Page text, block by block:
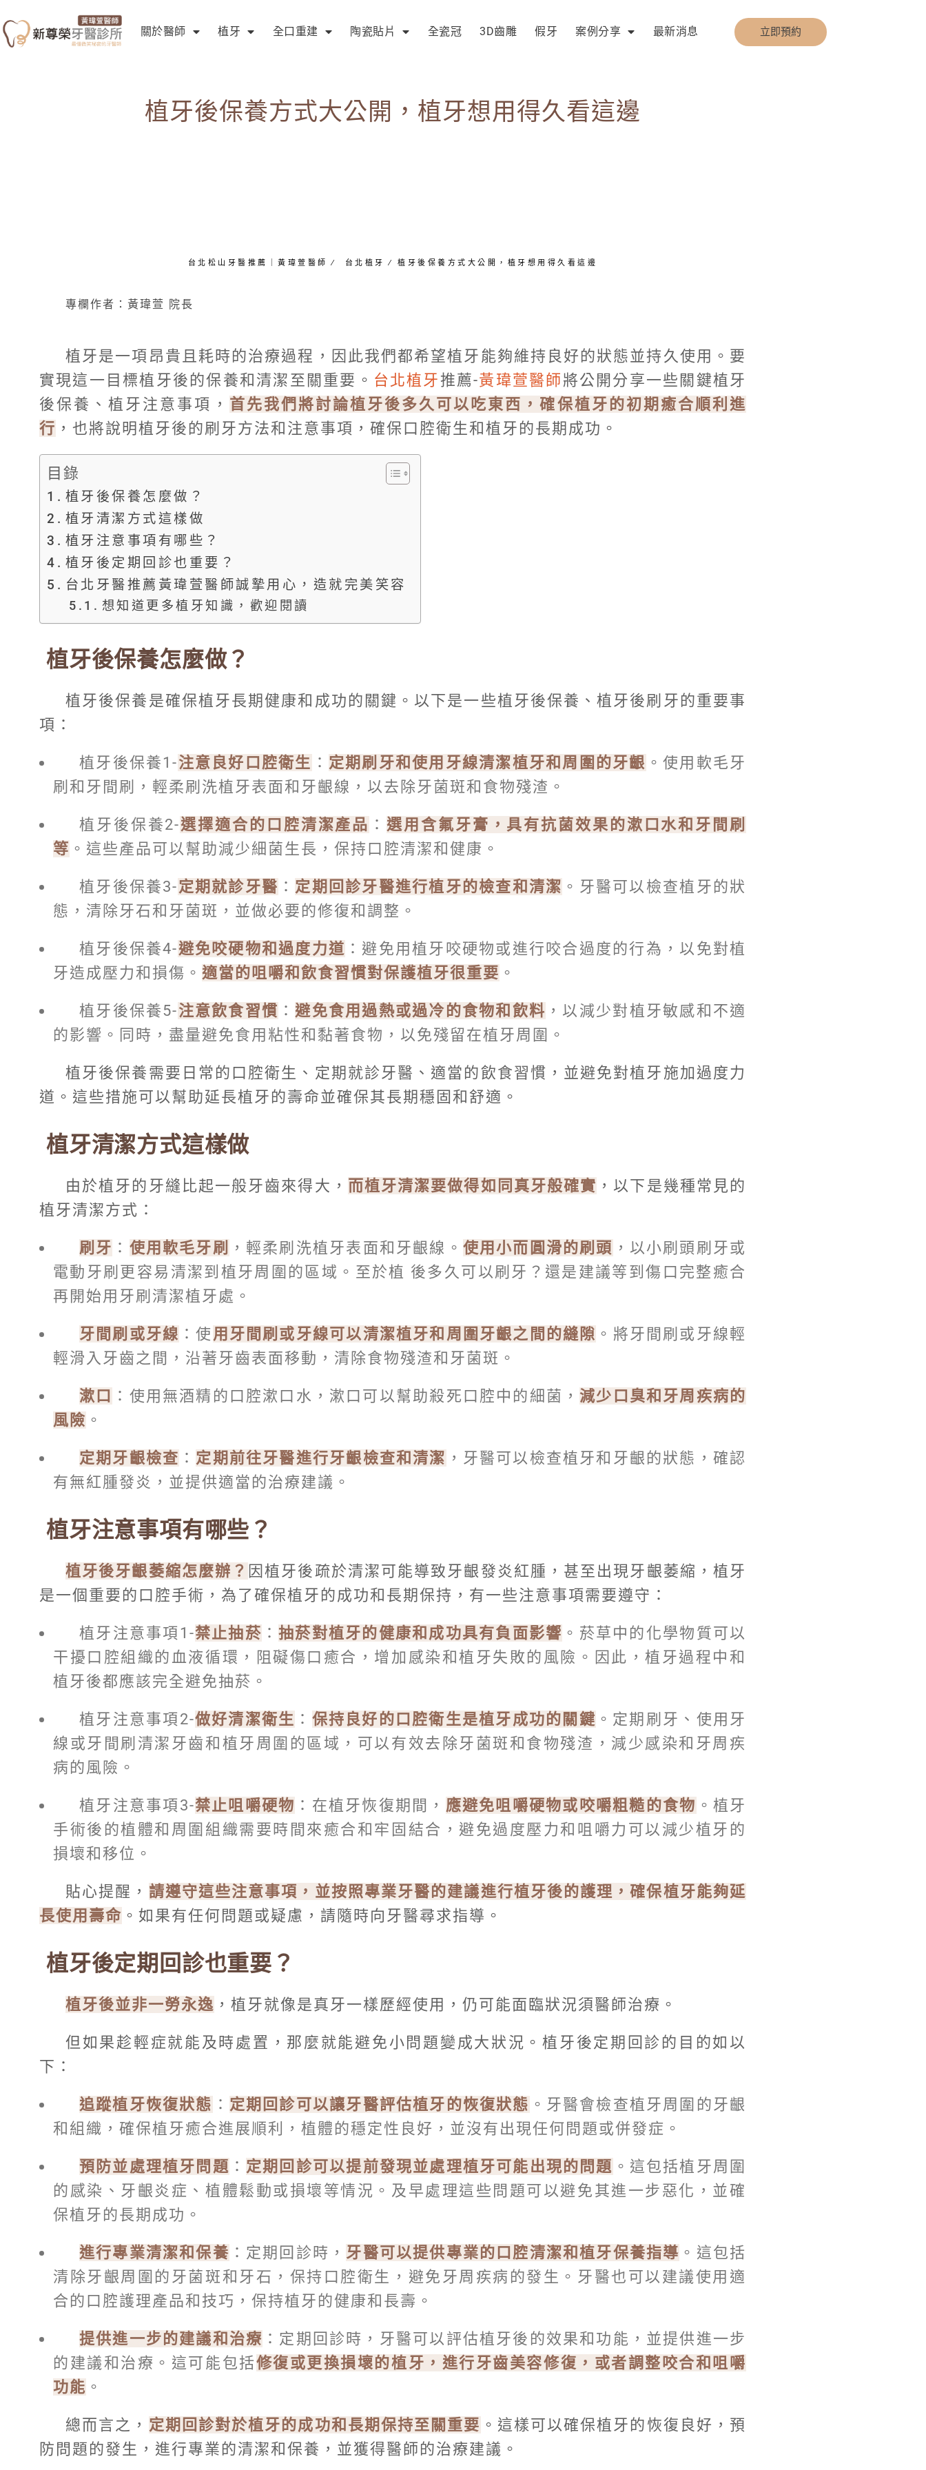
關於醫師 植牙 全口重建 陶瓷貼片 全瓷冠 3D齒雕 假牙 案例分享 最新消息 立即預約
植牙後保養方式大公開，植牙想用得久看這邊
台北松山牙醫推薦｜黃瑋萱醫師 ∕ 台北植牙 ∕ 植牙後保養方式大公開，植牙想用得久看這邊
專欄作者：黃瑋萱 院長
植牙是一項昂貴且耗時的治療過程，因此我們都希望植牙能夠維持良好的狀態並持久使用。要
實現這一目標植牙後的保養和清潔至關重要。 台北植牙 推薦-黃瑋萱醫師 將公開分享一些關鍵植牙
後保養、植牙注意事項， 首先我們將討論植牙後多久可以吃東西，確保植牙的初期癒合順利進
行 ，也將說明植牙後的刷牙方法和注意事項，確保口腔衛生和植牙的長期成功。
目錄
植牙後保養怎麼做？
植牙清潔方式這樣做
植牙注意事項有哪些？
植牙後定期回診也重要？
台北牙醫推薦黃瑋萱醫師誠摯用心，造就完美笑容
想知道更多植牙知識，歡迎閱讀
植牙後保養怎麼做？
植牙後保養是確保植牙長期健康和成功的關鍵。以下是一些植牙後保養、植牙後刷牙的重要事
項：
植牙後保養1-注意良好口腔衛生 ： 定期刷牙和使用牙線清潔植牙和周圍的牙齦 。使用軟毛牙
刷和牙間刷，輕柔刷洗植牙表面和牙齦線，以去除牙菌斑和食物殘渣。
植牙後保養2-選擇適合的口腔清潔產品 ：選用含氟牙膏，具有抗菌效果的漱口水和牙間刷
等 。這些產品可以幫助減少細菌生長，保持口腔清潔和健康。
植牙後保養3-定期就診牙醫 ： 定期回診牙醫進行植牙的檢查和清潔 。牙醫可以檢查植牙的狀
態，清除牙石和牙菌斑，並做必要的修復和調整。
植牙後保養4-避免咬硬物和過度力道 ：避免用植牙咬硬物或進行咬合過度的行為，以免對植
牙造成壓力和損傷。 適當的咀嚼和飲食習慣對保護植牙很重要 。
植牙後保養5-注意飲食習慣 ：避免食用過熱或過冷的食物和飲料 ，以減少對植牙敏感和不適
的影響。同時，盡量避免食用粘性和黏著食物，以免殘留在植牙周圍。
植牙後保養需要日常的口腔衛生、定期就診牙醫、適當的飲食習慣，並避免對植牙施加過度力
道。這些措施可以幫助延長植牙的壽命並確保其長期穩固和舒適。
植牙清潔方式這樣做
由於植牙的牙縫比起一般牙齒來得大， 而植牙清潔要做得如同真牙般確實 ，以下是幾種常見的
植牙清潔方式：
刷牙 ： 使用軟毛牙刷 ，輕柔刷洗植牙表面和牙齦線。 使用小而圓滑的刷頭 ，以小刷頭刷牙或
電動牙刷更容易清潔到植牙周圍的區域。至於植 後多久可以刷牙？還是建議等到傷口完整癒合
再開始用牙刷清潔植牙處。
牙間刷或牙線 ：使 用牙間刷或牙線可以清潔植牙和周圍牙齦之間的縫隙 。將牙間刷或牙線輕
輕滑入牙齒之間，沿著牙齒表面移動，清除食物殘渣和牙菌斑。
漱口 ：使用無酒精的口腔漱口水，漱口可以幫助殺死口腔中的細菌， 減少口臭和牙周疾病的
風險 。
定期牙齦檢查 ： 定期前往牙醫進行牙齦檢查和清潔 ，牙醫可以檢查植牙和牙齦的狀態，確認
有無紅腫發炎，並提供適當的治療建議。
植牙注意事項有哪些？
植牙後牙齦萎縮怎麼辦？ 因植牙後疏於清潔可能導致牙齦發炎紅腫，甚至出現牙齦萎縮，植牙
是一個重要的口腔手術，為了確保植牙的成功和長期保持，有一些注意事項需要遵守：
植牙注意事項1-禁止抽菸 ：抽菸對植牙的健康和成功具有負面影響 。菸草中的化學物質可以
干擾口腔組織的血液循環，阻礙傷口癒合，增加感染和植牙失敗的風險。因此，植牙過程中和
植牙後都應該完全避免抽菸。
植牙注意事項2-做好清潔衛生 ： 保持良好的口腔衛生是植牙成功的關鍵 。定期刷牙、使用牙
線或牙間刷清潔牙齒和植牙周圍的區域，可以有效去除牙菌斑和食物殘渣，減少感染和牙周疾
病的風險。
植牙注意事項3-禁止咀嚼硬物 ：在植牙恢復期間， 應避免咀嚼硬物或咬嚼粗糙的食物 。植牙
手術後的植體和周圍組織需要時間來癒合和牢固結合，避免過度壓力和咀嚼力可以減少植牙的
損壞和移位。
貼心提醒， 請遵守這些注意事項，並按照專業牙醫的建議進行植牙後的護理，確保植牙能夠延
長使用壽命 。如果有任何問題或疑慮，請隨時向牙醫尋求指導。
植牙後定期回診也重要？
植牙後並非一勞永逸 ，植牙就像是真牙一樣歷經使用，仍可能面臨狀況須醫師治療。
但如果趁輕症就能及時處置，那麼就能避免小問題變成大狀況。植牙後定期回診的目的如以
下：
追蹤植牙恢復狀態 ： 定期回診可以讓牙醫評估植牙的恢復狀態 。牙醫會檢查植牙周圍的牙齦
和組織，確保植牙癒合進展順利，植體的穩定性良好，並沒有出現任何問題或併發症。
預防並處理植牙問題 ： 定期回診可以提前發現並處理植牙可能出現的問題 。這包括植牙周圍
的感染、牙齦炎症、植體鬆動或損壞等情況。及早處理這些問題可以避免其進一步惡化，並確
保植牙的長期成功。
進行專業清潔和保養 ：定期回診時， 牙醫可以提供專業的口腔清潔和植牙保養指導 。這包括
清除牙齦周圍的牙菌斑和牙石，保持口腔衛生，避免牙周疾病的發生。牙醫也可以建議使用適
合的口腔護理產品和技巧，保持植牙的健康和長壽。
提供進一步的建議和治療 ：定期回診時，牙醫可以評估植牙後的效果和功能，並提供進一步
的建議和治療。這可能包括修復或更換損壞的植牙，進行牙齒美容修復，或者調整咬合和咀嚼
功能 。
總而言之， 定期回診對於植牙的成功和長期保持至關重要 。這樣可以確保植牙的恢復良好，預
防問題的發生，進行專業的清潔和保養，並獲得醫師的治療建議。